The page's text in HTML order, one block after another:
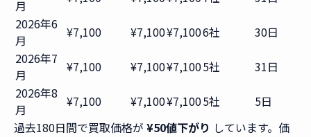
月
2026年6
月
¥7,100 ¥7,100¥7,1006社
30日
2026年7
月
¥7,100 ¥7,100¥7,1005社
31日
2026年8
月
¥7,100 ¥7,100¥7,1005社
5日
過去180日間で買取価格が ¥50値下がり しています。価